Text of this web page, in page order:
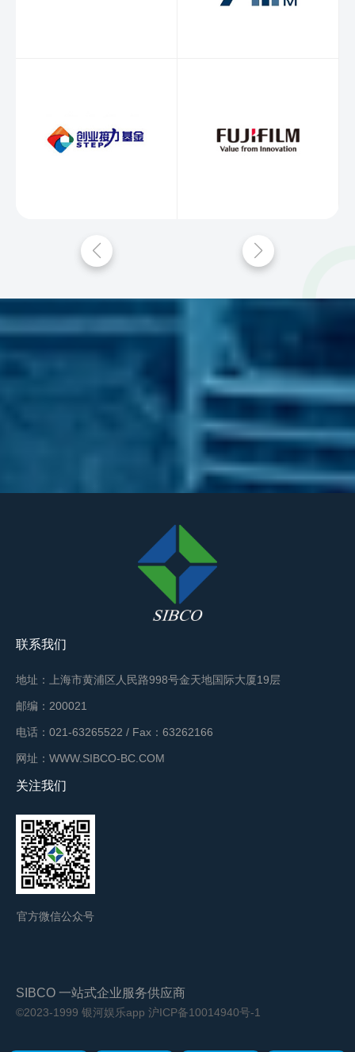
联系我们
地址：上海市黄浦区人民路998号金天地国际大厦19层
邮编：200021
电话：021-63265522 / Fax：63262166
网址：WWW.SIBCO-BC.COM
关注我们
官方微信公众号
SIBCO 一站式企业服务供应商
©2023-1999 银河娱乐app 沪ICP备10014940号-1